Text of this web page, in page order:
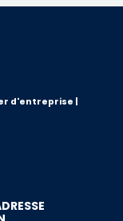
d'entreprise |